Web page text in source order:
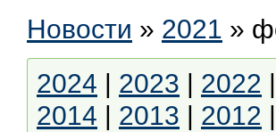
Новости » 2021 »
2024 | 2023 | 2022 |
2014 | 2013 | 2012 |